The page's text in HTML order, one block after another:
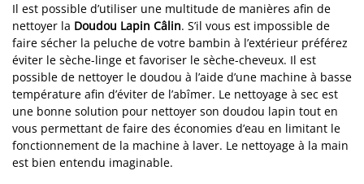
Il est possible d’utiliser une multitude de manières afin de
nettoyer la Doudou Lapin Câlin. S’il vous est impossible de
faire sécher la peluche de votre bambin à l’extérieur préférez
éviter le sèche-linge et favoriser le sèche-cheveux. Il est
possible de nettoyer le doudou à l’aide d’une machine à basse
température afin d’éviter de l’abîmer. Le nettoyage à sec est
une bonne solution pour nettoyer son doudou lapin tout en
vous permettant de faire des économies d’eau en limitant le
fonctionnement de la machine à laver. Le nettoyage à la main
est bien entendu imaginable.